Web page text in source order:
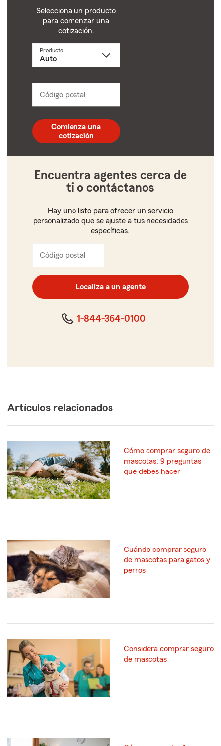
Selecciona un producto
para comenzar una
cotización.
ProductoSelecciona
dropdown
Código postal
postal
de
5
Comienza una
cotización
Encuentra agentes cerca de
ti o contáctanos
Hay uno listo para ofrecer un servicio
personalizado que se ajuste a tus necesidades
específicas.
Código postal
de
cinco
Localiza a un agente
1-844-364-0100
Artículos relacionados
Cómo comprar seguro de
mascotas: 9 preguntas
que debes hacer
Cuándo comprar seguro
de mascotas para gatos y
perros
Considera comprar seguro
de mascotas